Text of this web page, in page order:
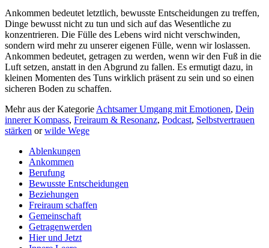
Ankommen bedeutet letztlich, bewusste Entscheidungen zu treffen,
Dinge bewusst nicht zu tun und sich auf das Wesentliche zu
konzentrieren. Die Fülle des Lebens wird nicht verschwinden,
sondern wird mehr zu unserer eigenen Fülle, wenn wir loslassen.
Ankommen bedeutet, getragen zu werden, wenn wir den Fuß in die
Luft setzen, anstatt in den Abgrund zu fallen. Es ermutigt dazu, in
kleinen Momenten des Tuns wirklich präsent zu sein und so einen
sicheren Boden zu schaffen.
Mehr aus der Kategorie Achtsamer Umgang mit Emotionen, Dein
innerer Kompass, Freiraum & Resonanz, Podcast, Selbstvertrauen
stärken orwilde Wege
Ablenkungen
Ankommen
Berufung
Bewusste Entscheidungen
Beziehungen
Freiraum schaffen
Gemeinschaft
Getragenwerden
Hier und Jetzt